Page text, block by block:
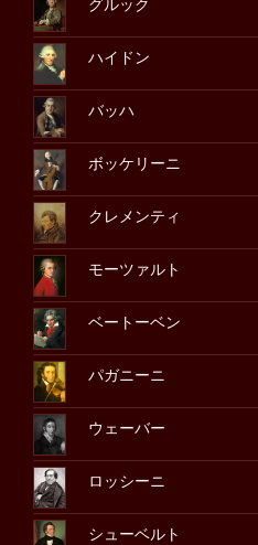
グルック
ハイドン
バッハ
ボッケリーニ
クレメンティ
モーツァルト
ベートーベン
パガニーニ
ウェーバー
ロッシーニ
シューベルト